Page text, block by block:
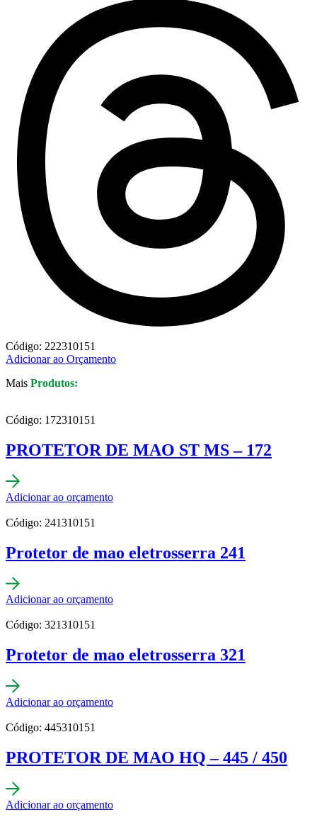
Código: 222310151
Adicionar ao Orçamento
Mais Produtos:
Código: 172310151
PROTETOR DE MAO ST MS – 172
Adicionar ao orçamento
Código: 241310151
Protetor de mao eletrosserra 241
Adicionar ao orçamento
Código: 321310151
Protetor de mao eletrosserra 321
Adicionar ao orçamento
Código: 445310151
PROTETOR DE MAO HQ – 445 / 450
Adicionar ao orçamento